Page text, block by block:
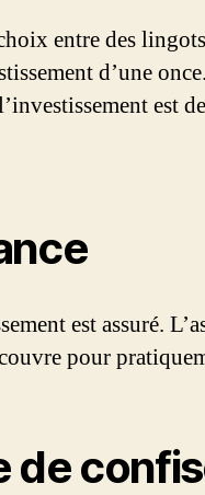
entre des
d’une
est
est assuré.
pour
de